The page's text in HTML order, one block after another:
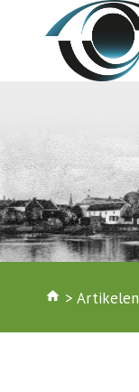
home > Artikelen